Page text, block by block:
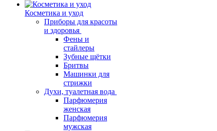
Косметика и уход
Приборы для красоты
и здоровья
Фены и
стайлеры
Зубные щётки
Бритвы
Машинки для
стрижки
Духи, туалетная вода
Парфюмерия
женская
Парфюмерия
мужская